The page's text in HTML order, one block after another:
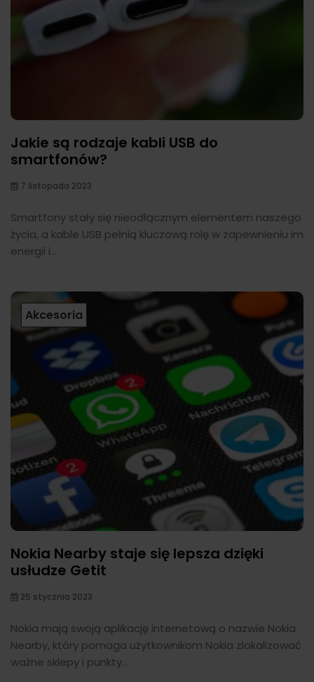
Jakie są rodzaje kabli USB do
smartfonów?
7 listopada 2023
Smartfony stały się nieodłącznym elementem naszego
życia, a kable USB pełnią kluczową rolę w zapewnieniu im
energii i...
Akcesoria
Nokia Nearby staje się lepsza dzięki
usłudze Getit
25 stycznia 2023
Nokia mają swoją aplikację internetową o nazwie Nokia
Nearby, który pomaga użytkownikom Nokia zlokalizować
ważne sklepy i punkty...